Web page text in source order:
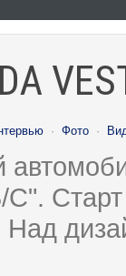
· Фото ·
Над